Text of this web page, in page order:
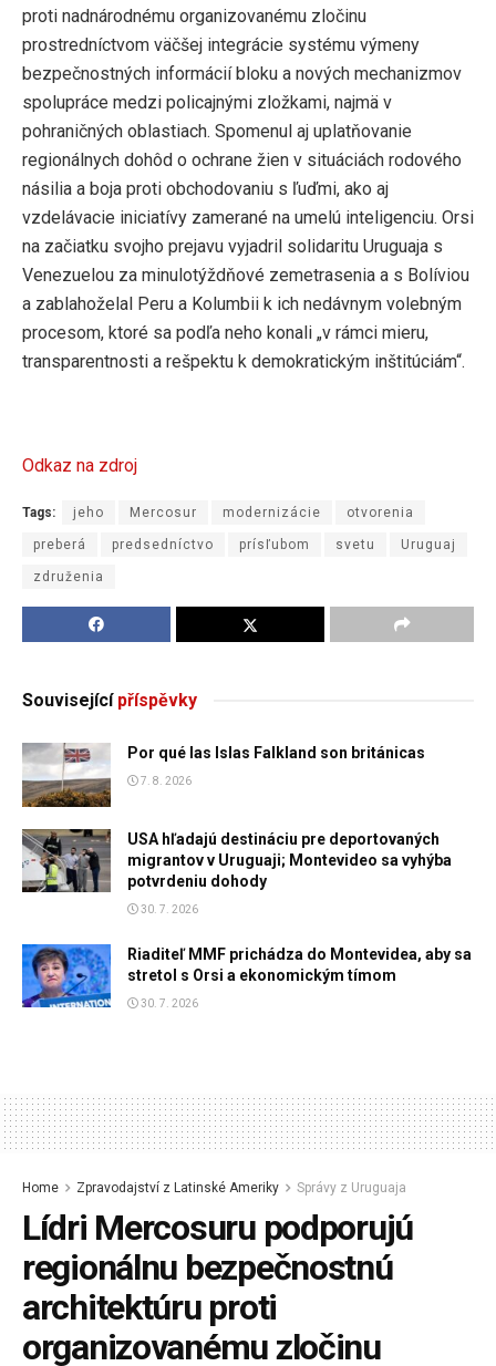
proti nadnárodnému organizovanému zločinu
prostredníctvom väčšej integrácie systému výmeny
bezpečnostných informácií bloku a nových mechanizmov
spolupráce medzi policajnými zložkami, najmä v
pohraničných oblastiach. Spomenul aj uplatňovanie
regionálnych dohôd o ochrane žien v situáciách rodového
násilia a boja proti obchodovaniu s ľuďmi, ako aj
vzdelávacie iniciatívy zamerané na umelú inteligenciu. Orsi
na začiatku svojho prejavu vyjadril solidaritu Uruguaja s
Venezuelou za minulotýždňové zemetrasenia a s Bolíviou
a zablahoželal Peru a Kolumbii k ich nedávnym volebným
procesom, ktoré sa podľa neho konali „v rámci mieru,
transparentnosti a rešpektu k demokratickým inštitúciám“.
Odkaz na zdroj
Tags: jeho Mercosur modernizácie otvorenia
preberá predsedníctvo prísľubom svetu Uruguaj
združenia
Souvisejícípříspěvky
Por qué las Islas Falkland son británicas
7. 8. 2026
USA hľadajú destináciu pre deportovaných
migrantov v Uruguaji; Montevideo sa vyhýba
potvrdeniu dohody
30. 7. 2026
Riaditeľ MMF prichádza do Montevidea, aby sa
stretol s Orsi a ekonomickým tímom
30. 7. 2026
Home Zpravodajství z Latinské Ameriky Správy z Uruguaja
Lídri Mercosuru podporujú
regionálnu bezpečnostnú
architektúru proti
organizovanému zločinu